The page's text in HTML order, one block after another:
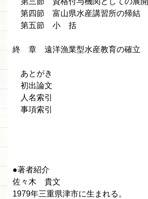
第四節 富山県水産講習所の帰結
第五節 小 括
終 章 遠洋漁業型水産教育の確立
あとがき
初出論文
人名索引
事項索引
●著者紹介
佐々木 貴文
1979年三重県津市に生まれる。